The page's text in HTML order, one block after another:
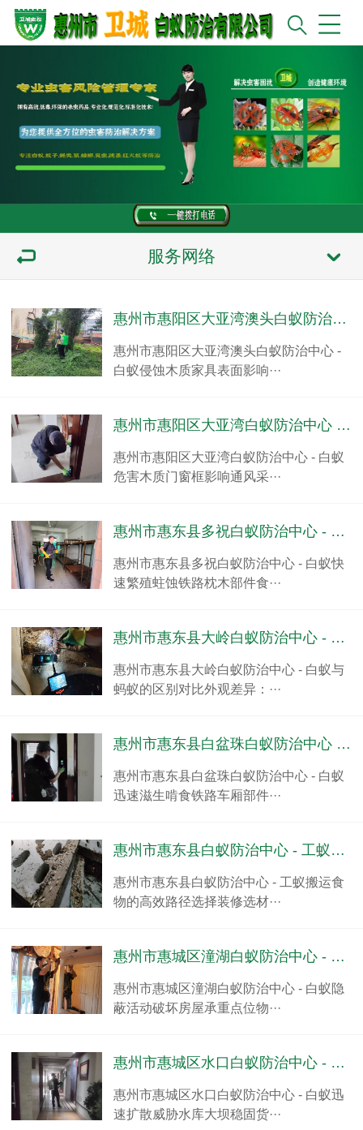
服务网络
惠州市惠阳区大亚湾澳头白蚁防治中心 - 白蚁侵蚀木质家具表面影响美观度
惠州市惠阳区大亚湾澳头白蚁防治中心 -
白蚁侵蚀木质家具表面影响···
惠州市惠阳区大亚湾白蚁防治中心 - 白蚁危害木质门窗框影响通风采光
惠州市惠阳区大亚湾白蚁防治中心 - 白蚁
危害木质门窗框影响通风采···
惠州市惠东县多祝白蚁防治中心 - 白蚁快速繁殖蛀蚀铁路枕木部件
惠州市惠东县多祝白蚁防治中心 - 白蚁快
速繁殖蛀蚀铁路枕木部件食···
惠州市惠东县大岭白蚁防治中心 - 白蚁与蚂蚁的区别对比
惠州市惠东县大岭白蚁防治中心 - 白蚁与
蚂蚁的区别对比外观差异：···
惠州市惠东县白盆珠白蚁防治中心 - 白蚁迅速滋生啃食铁路车厢部件
惠州市惠东县白盆珠白蚁防治中心 - 白蚁
迅速滋生啃食铁路车厢部件···
惠州市惠东县白蚁防治中心 - 工蚁搬运食物的高效路径选择
惠州市惠东县白蚁防治中心 - 工蚁搬运食
物的高效路径选择装修选材···
惠州市惠城区潼湖白蚁防治中心 - 白蚁隐蔽活动破坏房屋承重点位
惠州市惠城区潼湖白蚁防治中心 - 白蚁隐
蔽活动破坏房屋承重点位物···
惠州市惠城区水口白蚁防治中心 - 白蚁迅速扩散威胁水库大坝稳固
惠州市惠城区水口白蚁防治中心 - 白蚁迅
速扩散威胁水库大坝稳固货···